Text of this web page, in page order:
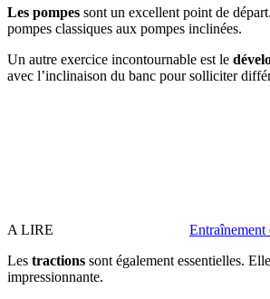
Les pompes sont un excellent point de
pompes classiques aux pompes inclinées.
Un autre exercice incontournable est le
avec l’inclinaison du banc pour solliciter
A LIRE
Entraînement
Les tractions sont également essentielles.
impressionnante.